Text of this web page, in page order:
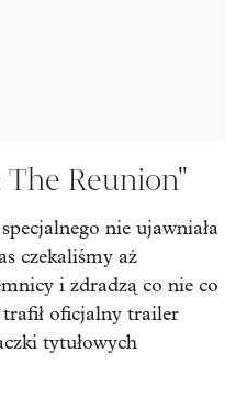
Reunion"
nie ujawniała
czekaliśmy aż
i zdradzą co nie co
oficjalny trailer
tytułowych